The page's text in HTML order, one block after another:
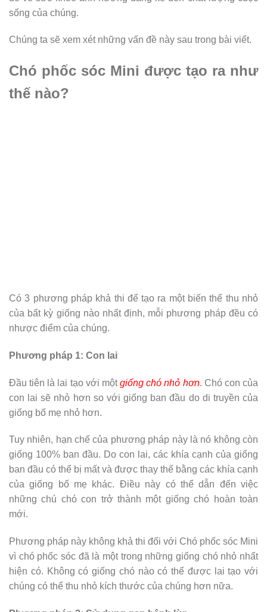
sống của chúng.
Chúng ta sẽ xem xét những vấn đề này sau trong bài viết.
Chó phốc sóc Mini được tạo ra như
thế nào?
Có 3 phương pháp khả thi để tạo ra một biến thể thu nhỏ
của bất kỳ giống nào nhất định, mỗi phương pháp đều có
nhược điểm của chúng.
Phương pháp 1: Con lai
Đầu tiên là lai tạo với mộtgiống chó nhỏ hơn. Chó con của
con lai sẽ nhỏ hơn so với giống ban đầu do di truyền của
giống bố mẹ nhỏ hơn.
Tuy nhiên, hạn chế của phương pháp này là nó không còn
giống 100% ban đầu. Do con lai, các khía cạnh của giống
ban đầu có thể bị mất và được thay thế bằng các khía cạnh
của giống bố mẹ khác. Điều này có thể dẫn đến việc
những chú chó con trở thành một giống chó hoàn toàn
mới.
Phương pháp này không khả thi đối với Chó phốc sóc Mini
vì chó phốc sóc đã là một trong những giống chó nhỏ nhất
hiện có. Không có giống chó nào có thể được lai tạo với
chúng có thể thu nhỏ kích thước của chúng hơn nữa.